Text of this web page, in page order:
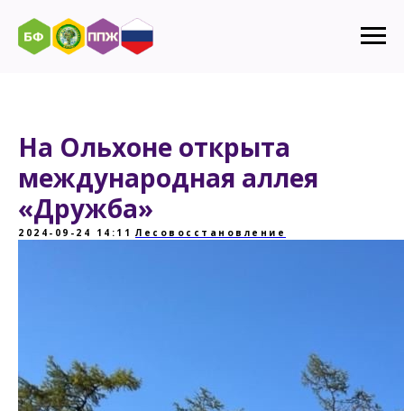
На Ольхоне открыта
международная аллея
«Дружба»
2024-09-24 14:11 Лесовосстановление